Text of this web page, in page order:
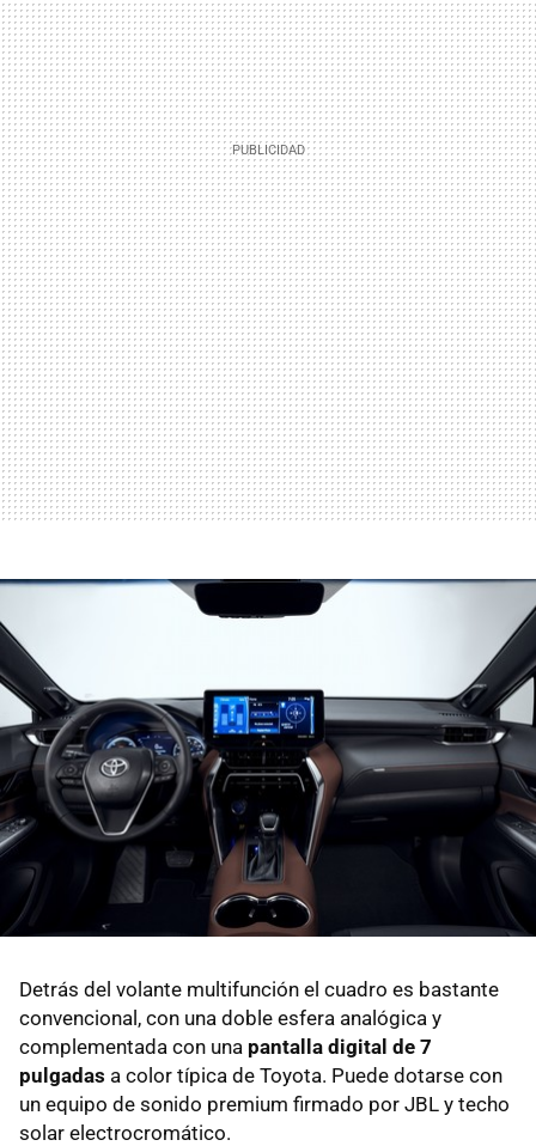
Detrás del volante multifunción el cuadro es bastante
convencional, con una doble esfera analógica y
complementada con una pantalla digital de 7
pulgadas a color típica de Toyota. Puede dotarse con
un equipo de sonido premium firmado por JBL y techo
solar electrocromático.